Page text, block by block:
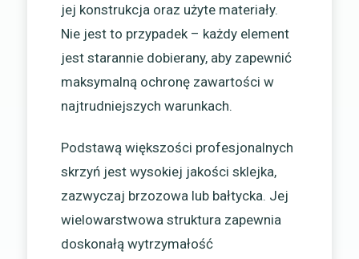
jej konstrukcja oraz użyte materiały.
Nie jest to przypadek – każdy element
jest starannie dobierany, aby zapewnić
maksymalną ochronę zawartości w
najtrudniejszych warunkach.
Podstawą większości profesjonalnych
skrzyń jest wysokiej jakości sklejka,
zazwyczaj brzozowa lub bałtycka. Jej
wielowarstwowa struktura zapewnia
doskonałą wytrzymałość